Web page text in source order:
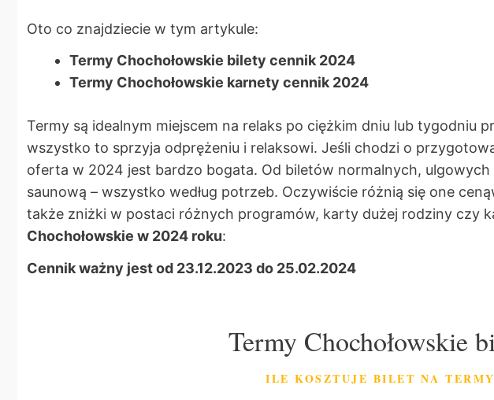
Oto co znajdziecie w tym artykule:
Termy Chochołowskie bilety cennik 2024
Termy Chochołowskie karnety cennik 2024
Termy są idealnym miejscem na relaks po ciężkim dniu lub tygodniu
wszystko to sprzyja odprężeniu i relaksowi. Jeśli chodzi o
oferta w 2024 jest bardzo bogata. Od biletów normalnych,
saunową – wszystko według potrzeb. Oczywiście różnią się one
także zniżki w postaci różnych programów, karty dużej rodziny czy
Chochołowskie w 2024 roku:
Cennik ważny jest od 23.12.2023 do 25.02.2024
Termy Chochołowskie
ILE KOSZTUJE BILET NA